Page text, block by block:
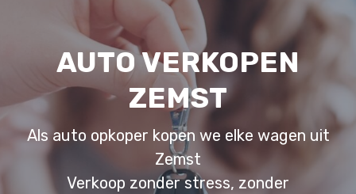
AUTO VERKOPEN
ZEMST
Als auto opkoper kopen we elke wagen uit
Zemst
Verkoop zonder stress, zonder